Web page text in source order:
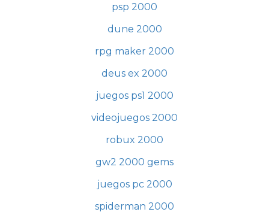
psp 2000
dune 2000
rpg maker 2000
deus ex 2000
juegos ps1 2000
videojuegos 2000
robux 2000
gw2 2000 gems
juegos pc 2000
spiderman 2000